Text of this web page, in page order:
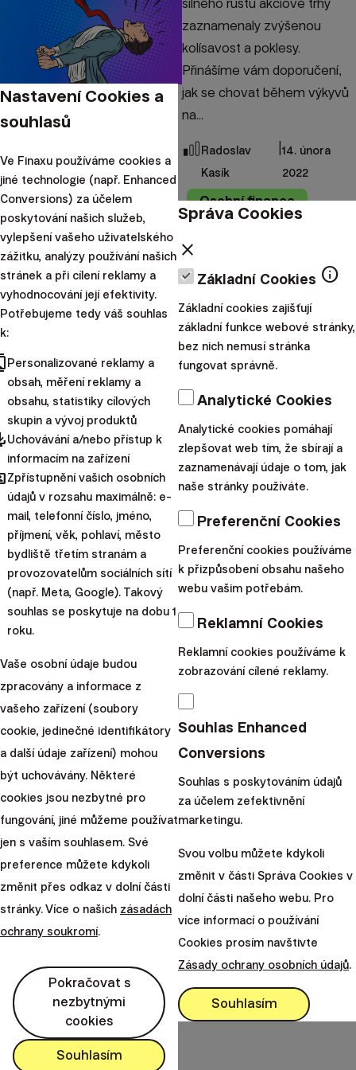
silného růstu akciové trhy
zaznamenaly zvýšenou
kolísavost a poklesy.
Přinášíme vám doporučení,
jak se chovat během výkyvů
na...
Radoslav
Kasík
|14. února
2022
Osobní finance
vašich peněz
peníze. Můžeš se prosím na
chvíli zastavit a přečíst si,
jaké máme na nový rok
přání? Už si na nás kašlal až
dost. I my chce...
Juraj Hrbatý|7. ledna 2020
Novinky
Koronavirus přináší
investiční příležitost
Svět propadá obavám z
nového koronaviru. Jeho
šíření mimo Čínu nenechalo
které se v uplynulých dvou
Načíst další
Nastavení Cookies a
souhlasů
Ve Finaxu používáme cookies a
jiné technologie (např. Enhanced
Conversions) za účelem
poskytování našich služeb,
vylepšení vašeho uživatelského
zážitku, analýzy používání našich
stránek a při cílení reklamy a
vyhodnocování její efektivity.
Potřebujeme tedy váš souhlas
k:
Personalizované reklamy a
obsah, měření reklamy a
obsahu, statistiky cílových
skupin a vývoj produktů
Uchovávání a/nebo přístup k
informacím na zařízení
Zpřístupnění vašich osobních
údajů v rozsahu maximálně: e-
mail, telefonní číslo, jméno,
příjmení, věk, pohlaví, město
bydliště třetím stranám a
provozovatelům sociálních sítí
(např. Meta, Google). Takový
souhlas se poskytuje na dobu 1
roku.
Vaše osobní údaje budou
zpracovány a informace z
vašeho zařízení (soubory
cookie, jedinečné identifikátory
a další údaje zařízení) mohou
být uchovávány. Některé
cookies jsou nezbytné pro
fungování, jiné můžeme používat
jen s vaším souhlasem. Své
preference můžete kdykoli
změnit přes odkaz v dolní části
stránky. Více o našich zásadách
ochrany soukromí.
Pokračovat s
nezbytnými
cookies
Souhlasím
Správa Cookies
close
Základní Cookies info
Základní cookies zajišťují
základní funkce webové stránky,
bez nich nemusí stránka
fungovat správně.
Analytické Cookies
Analytické cookies pomáhají
zlepšovat web tím, že sbírají a
zaznamenávají údaje o tom, jak
naše stránky používáte.
Preferenční Cookies
Preferenční cookies používáme
k přizpůsobení obsahu našeho
webu vašim potřebám.
Reklamní Cookies
Reklamní cookies používáme k
zobrazování cílené reklamy.
Souhlas Enhanced
Conversions
Souhlas s poskytováním údajů
za účelem zefektivnění
marketingu.
Svou volbu můžete kdykoli
změnit v části Správa Cookies v
dolní části našeho webu. Pro
více informací o používání
Cookies prosím navštivte
Zásady ochrany osobních údajů.
Souhlasím
Finax o.c.p. a. s.
Bajkalská 19B
821 01 Bratislava
Slovensko
+420 245 501 654
mail client@finax.eu
Důležité informace